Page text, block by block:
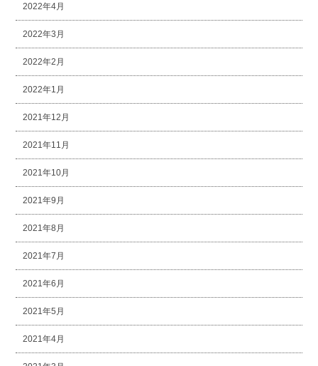
2022年4月
2022年3月
2022年2月
2022年1月
2021年12月
2021年11月
2021年10月
2021年9月
2021年8月
2021年7月
2021年6月
2021年5月
2021年4月